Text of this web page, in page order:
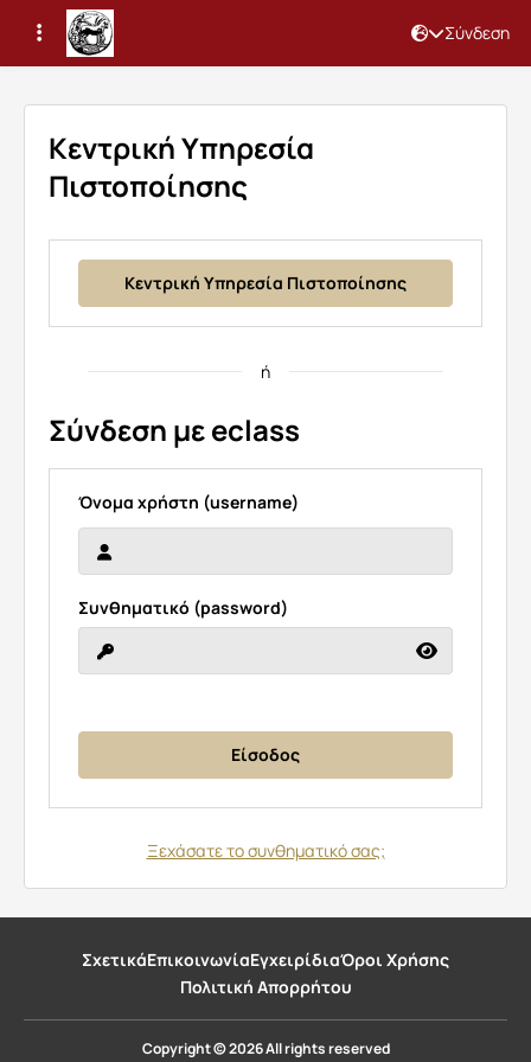
Σύνδεση
Σύνδεση
Κεντρική Υπηρεσία
Πιστοποίησης
Κεντρική Υπηρεσία Πιστοποίησης
ή
Σύνδεση με eclass
Όνομα χρήστη (username)
Συνθηματικό (password)
Ξεχάσατε το συνθηματικό σας;
ΣχετικάΕπικοινωνίαΕγχειρίδιαΌροι Χρήσης
Πολιτική Απορρήτου
Copyright © 2026 All rights reserved